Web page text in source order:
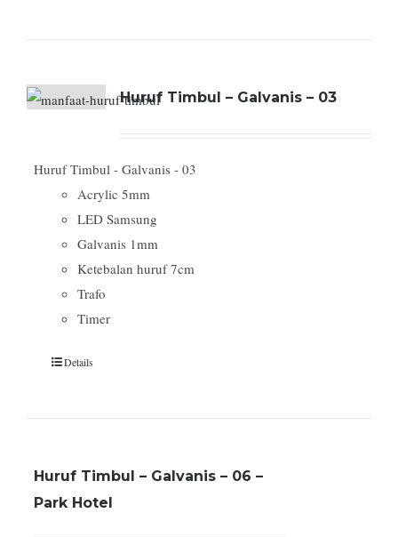
Huruf Timbul – Galvanis – 03
Huruf Timbul - Galvanis - 03
Acrylic 5mm
LED Samsung
Galvanis 1mm
Ketebalan huruf 7cm
Trafo
Timer
Details
Huruf Timbul – Galvanis – 06 –
Park Hotel